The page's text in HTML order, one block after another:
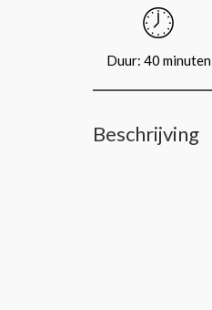
Duur: 40 minuten
Beschrijving